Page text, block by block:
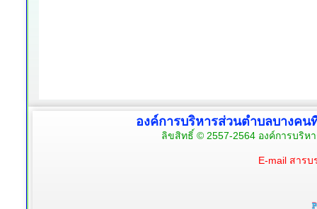
องค์การบริหารส่วนตำบลบางคน
ลิขสิทธิ์ © 2557-2564 องค์การบริ
E-mail สาร